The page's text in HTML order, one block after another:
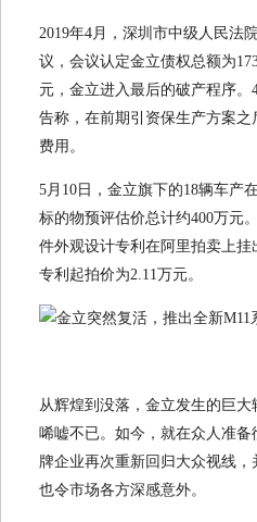
2019年4月，深圳市中级人民法
议，会议认定金立债权总额为
元，金立进入最后的破产程序
告称，在前期引资保生产方案
费用。
5月10日，金立旗下的18辆车产
标的物预评估价总计约400万元
件外观设计专利在阿里拍卖上
专利起拍价为2.11万元。
从辉煌到没落，金立发生的巨
唏嘘不已。如今，就在众人准
牌企业再次重新回归大众视线
也令市场各方深感意外。